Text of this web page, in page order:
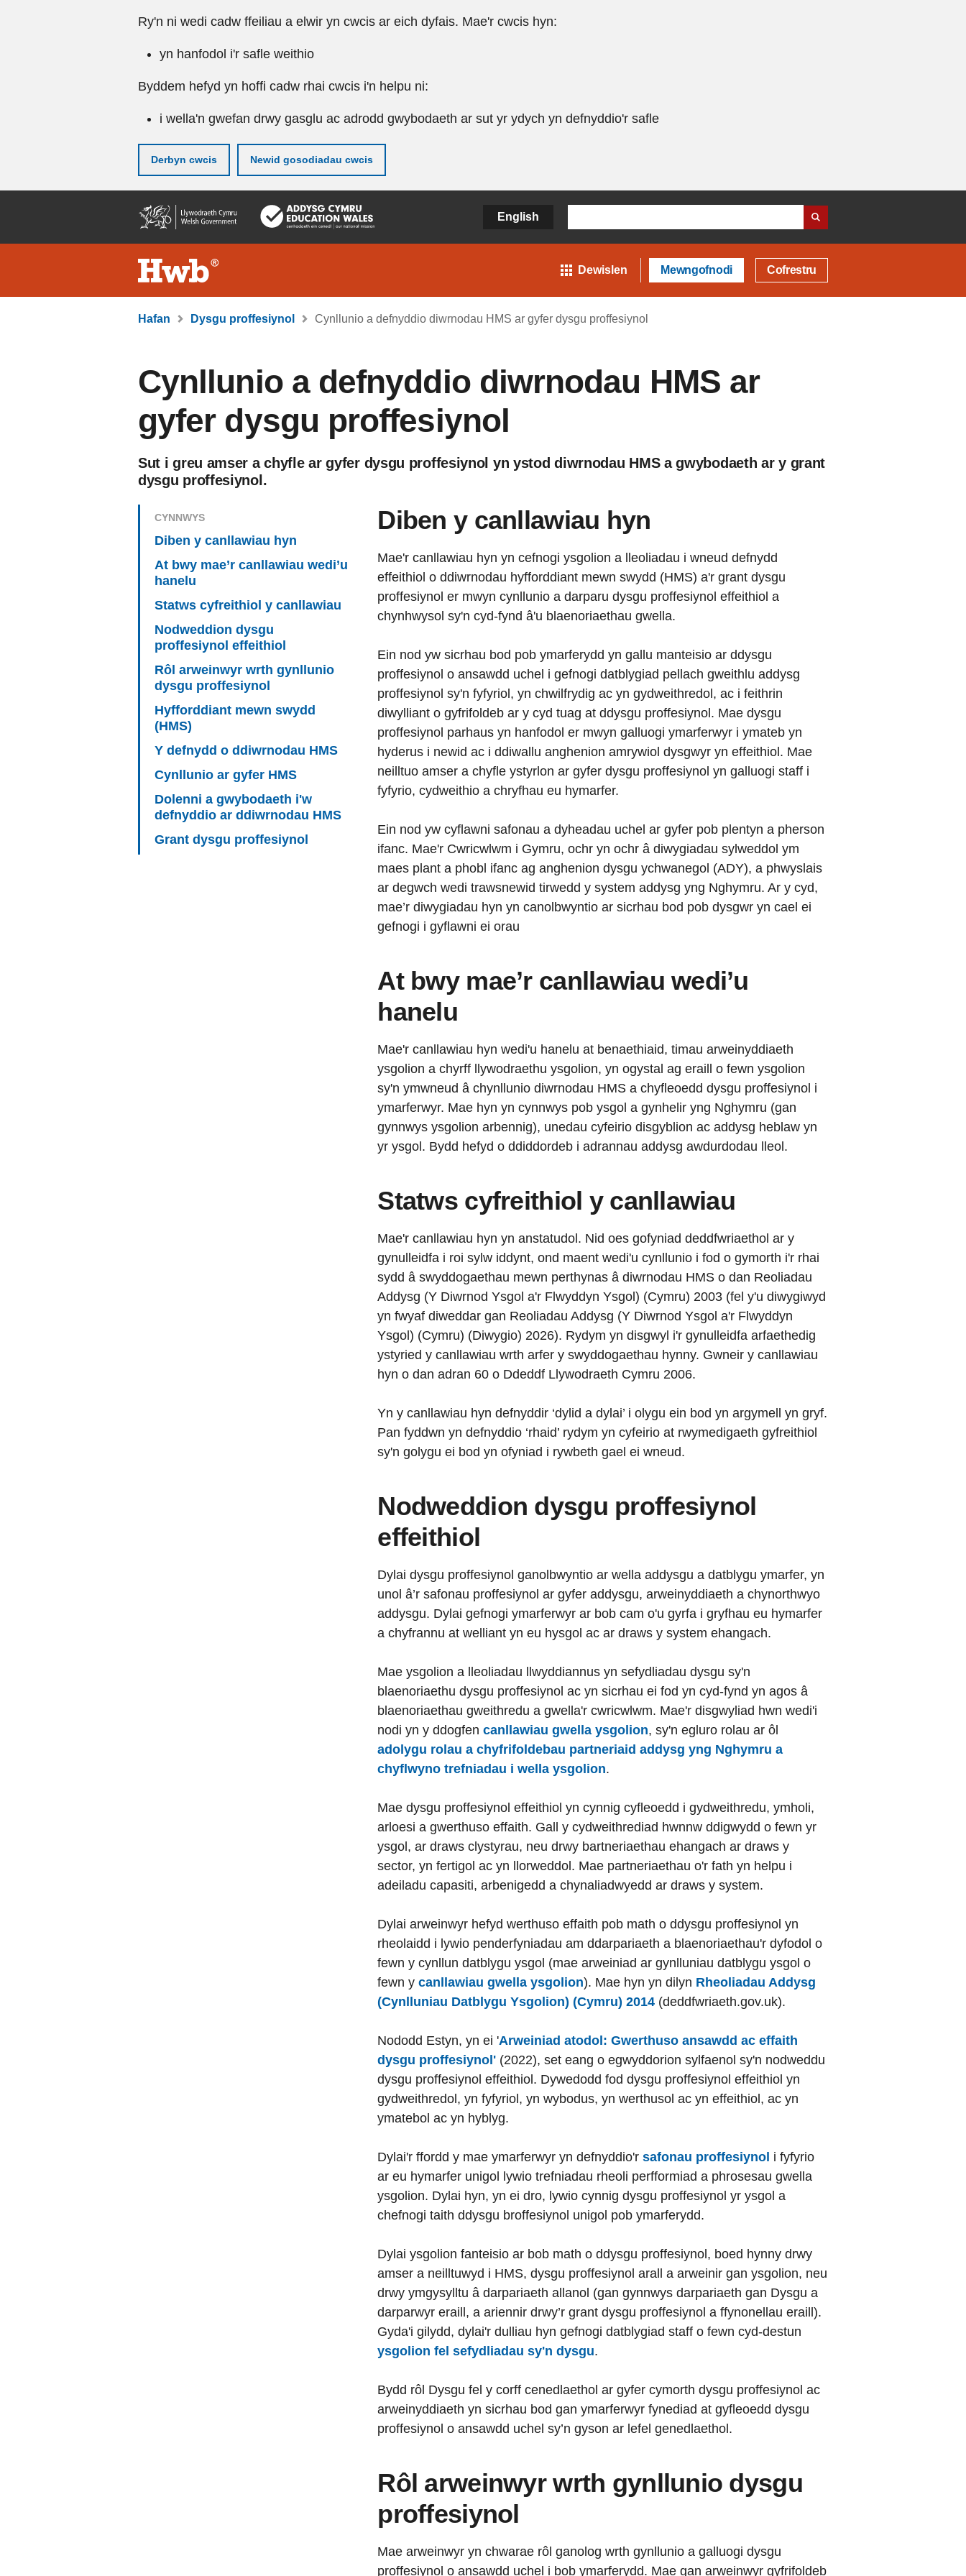
Ry'n ni wedi cadw ffeiliau a elwir yn cwcis ar eich dyfais. Mae'r cwcis hyn:
yn hanfodol i'r safle weithio
Byddem hefyd yn hoffi cadw rhai cwcis i'n helpu ni:
i wella'n gwefan drwy gasglu ac adrodd gwybodaeth ar sut yr ydych yn defnyddio'r safle
Derbyn cwcis Newid gosodiadau cwcis
gynnwy
English
Dewislen Mewngofnodi Cofrestru
Hafan Dysgu proffesiynol Cynllunio a defnyddio diwrnodau HMS ar gyfer dysgu proffesiynol
Cynllunio a defnyddio diwrnodau HMS ar
gyfer dysgu proffesiynol
Sut i greu amser a chyfle ar gyfer dysgu proffesiynol yn ystod diwrnodau HMS a gwybodaeth ar y grant
dysgu proffesiynol.
CYNNWYS
Diben y canllawiau hyn
At bwy mae’r canllawiau wedi’u
hanelu
Statws cyfreithiol y canllawiau
Nodweddion dysgu
proffesiynol effeithiol
Rôl arweinwyr wrth gynllunio
dysgu proffesiynol
Hyfforddiant mewn swydd
(HMS)
Y defnydd o ddiwrnodau HMS
Cynllunio ar gyfer HMS
Dolenni a gwybodaeth i'w
defnyddio ar ddiwrnodau HMS
Grant dysgu proffesiynol
Diben y canllawiau hyn
Mae'r canllawiau hyn yn cefnogi ysgolion a lleoliadau i wneud defnydd
effeithiol o ddiwrnodau hyfforddiant mewn swydd (HMS) a'r grant dysgu
proffesiynol er mwyn cynllunio a darparu dysgu proffesiynol effeithiol a
chynhwysol sy'n cyd-fynd â'u blaenoriaethau gwella.
Ein nod yw sicrhau bod pob ymarferydd yn gallu manteisio ar ddysgu
proffesiynol o ansawdd uchel i gefnogi datblygiad pellach gweithlu addysg
proffesiynol sy'n fyfyriol, yn chwilfrydig ac yn gydweithredol, ac i feithrin
diwylliant o gyfrifoldeb ar y cyd tuag at ddysgu proffesiynol. Mae dysgu
proffesiynol parhaus yn hanfodol er mwyn galluogi ymarferwyr i ymateb yn
hyderus i newid ac i ddiwallu anghenion amrywiol dysgwyr yn effeithiol. Mae
neilltuo amser a chyfle ystyrlon ar gyfer dysgu proffesiynol yn galluogi staff i
fyfyrio, cydweithio a chryfhau eu hymarfer.
Ein nod yw cyflawni safonau a dyheadau uchel ar gyfer pob plentyn a pherson
ifanc. Mae'r Cwricwlwm i Gymru, ochr yn ochr â diwygiadau sylweddol ym
maes plant a phobl ifanc ag anghenion dysgu ychwanegol (ADY), a phwyslais
ar degwch wedi trawsnewid tirwedd y system addysg yng Nghymru. Ar y cyd,
mae’r diwygiadau hyn yn canolbwyntio ar sicrhau bod pob dysgwr yn cael ei
gefnogi i gyflawni ei orau
At bwy mae’r canllawiau wedi’u
hanelu
Mae'r canllawiau hyn wedi'u hanelu at benaethiaid, timau arweinyddiaeth
ysgolion a chyrff llywodraethu ysgolion, yn ogystal ag eraill o fewn ysgolion
sy'n ymwneud â chynllunio diwrnodau HMS a chyfleoedd dysgu proffesiynol i
ymarferwyr. Mae hyn yn cynnwys pob ysgol a gynhelir yng Nghymru (gan
gynnwys ysgolion arbennig), unedau cyfeirio disgyblion ac addysg heblaw yn
yr ysgol. Bydd hefyd o ddiddordeb i adrannau addysg awdurdodau lleol.
Statws cyfreithiol y canllawiau
Mae'r canllawiau hyn yn anstatudol. Nid oes gofyniad deddfwriaethol ar y
gynulleidfa i roi sylw iddynt, ond maent wedi'u cynllunio i fod o gymorth i'r rhai
sydd â swyddogaethau mewn perthynas â diwrnodau HMS o dan Reoliadau
Addysg (Y Diwrnod Ysgol a'r Flwyddyn Ysgol) (Cymru) 2003 (fel y'u diwygiwyd
yn fwyaf diweddar gan Reoliadau Addysg (Y Diwrnod Ysgol a'r Flwyddyn
Ysgol) (Cymru) (Diwygio) 2026). Rydym yn disgwyl i'r gynulleidfa arfaethedig
ystyried y canllawiau wrth arfer y swyddogaethau hynny. Gwneir y canllawiau
hyn o dan adran 60 o Ddeddf Llywodraeth Cymru 2006.
Yn y canllawiau hyn defnyddir ‘dylid a dylai’ i olygu ein bod yn argymell yn gryf.
Pan fyddwn yn defnyddio ‘rhaid’ rydym yn cyfeirio at rwymedigaeth gyfreithiol
sy'n golygu ei bod yn ofyniad i rywbeth gael ei wneud.
Nodweddion dysgu proffesiynol
effeithiol
Dylai dysgu proffesiynol ganolbwyntio ar wella addysgu a datblygu ymarfer, yn
unol â’r safonau proffesiynol ar gyfer addysgu, arweinyddiaeth a chynorthwyo
addysgu. Dylai gefnogi ymarferwyr ar bob cam o'u gyrfa i gryfhau eu hymarfer
a chyfrannu at welliant yn eu hysgol ac ar draws y system ehangach.
Mae ysgolion a lleoliadau llwyddiannus yn sefydliadau dysgu sy'n
blaenoriaethu dysgu proffesiynol ac yn sicrhau ei fod yn cyd-fynd yn agos â
blaenoriaethau gweithredu a gwella'r cwricwlwm. Mae'r disgwyliad hwn wedi'i
nodi yn y ddogfencanllawiau gwella ysgolion, sy'n egluro rolau ar ôl
adolygu rolau a chyfrifoldebau partneriaid addysg yng Nghymru a
chyflwyno trefniadau i wella ysgolion.
Mae dysgu proffesiynol effeithiol yn cynnig cyfleoedd i gydweithredu, ymholi,
arloesi a gwerthuso effaith. Gall y cydweithrediad hwnnw ddigwydd o fewn yr
ysgol, ar draws clystyrau, neu drwy bartneriaethau ehangach ar draws y
sector, yn fertigol ac yn llorweddol. Mae partneriaethau o'r fath yn helpu i
adeiladu capasiti, arbenigedd a chynaliadwyedd ar draws y system.
Dylai arweinwyr hefyd werthuso effaith pob math o ddysgu proffesiynol yn
rheolaidd i lywio penderfyniadau am ddarpariaeth a blaenoriaethau'r dyfodol o
fewn y cynllun datblygu ysgol (mae arweiniad ar gynlluniau datblygu ysgol o
fewn ycanllawiau gwella ysgolion). Mae hyn yn dilyn Rheoliadau Addysg
(Cynlluniau Datblygu Ysgolion) (Cymru) 2014 (deddfwriaeth.gov.uk).
Nododd Estyn, yn ei 'Arweiniad atodol: Gwerthuso ansawdd ac effaith
dysgu proffesiynol' (2022), set eang o egwyddorion sylfaenol sy'n nodweddu
dysgu proffesiynol effeithiol. Dywedodd fod dysgu proffesiynol effeithiol yn
gydweithredol, yn fyfyriol, yn wybodus, yn werthusol ac yn effeithiol, ac yn
ymatebol ac yn hyblyg.
Dylai'r ffordd y mae ymarferwyr yn defnyddio'rsafonau proffesiynol i fyfyrio
ar eu hymarfer unigol lywio trefniadau rheoli perfformiad a phrosesau gwella
ysgolion. Dylai hyn, yn ei dro, lywio cynnig dysgu proffesiynol yr ysgol a
chefnogi taith ddysgu broffesiynol unigol pob ymarferydd.
Dylai ysgolion fanteisio ar bob math o ddysgu proffesiynol, boed hynny drwy
amser a neilltuwyd i HMS, dysgu proffesiynol arall a arweinir gan ysgolion, neu
drwy ymgysylltu â darpariaeth allanol (gan gynnwys darpariaeth gan Dysgu a
darparwyr eraill, a ariennir drwy’r grant dysgu proffesiynol a ffynonellau eraill).
Gyda'i gilydd, dylai'r dulliau hyn gefnogi datblygiad staff o fewn cyd-destun
ysgolion fel sefydliadau sy'n dysgu.
Bydd rôl Dysgu fel y corff cenedlaethol ar gyfer cymorth dysgu proffesiynol ac
arweinyddiaeth yn sicrhau bod gan ymarferwyr fynediad at gyfleoedd dysgu
proffesiynol o ansawdd uchel sy’n gyson ar lefel genedlaethol.
Rôl arweinwyr wrth gynllunio dysgu
proffesiynol
Mae arweinwyr yn chwarae rôl ganolog wrth gynllunio a galluogi dysgu
proffesiynol o ansawdd uchel i bob ymarferydd. Mae gan arweinwyr gyfrifoldeb